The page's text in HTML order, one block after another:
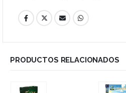
PRODUCTOS RELACIONADOS